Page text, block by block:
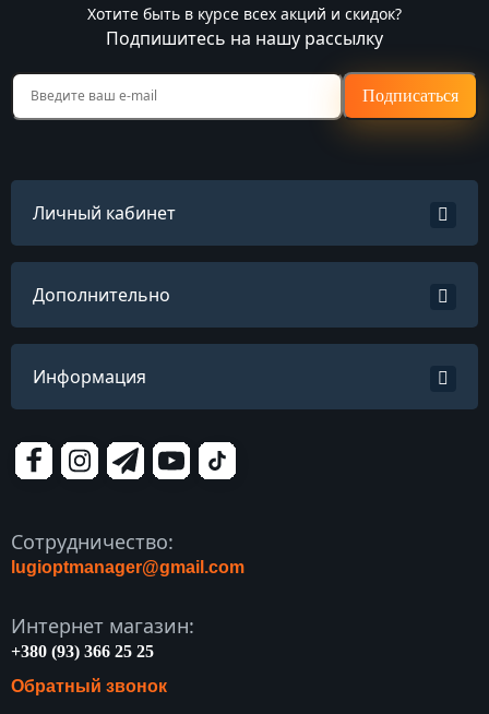
Хотите быть в курсе всех акций и скидок?
Подпишитесь на нашу рассылку
Подписаться
Личный кабинет
Дополнительно
Информация
Сотрудничество:
lugioptmanager@gmail.com
Интернет магазин:
+380 (93) 366 25 25
Обратный звонок